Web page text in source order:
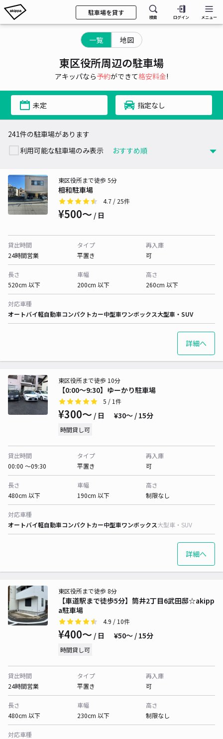
駐車場を貸す
検索 ログイン メニュー
一覧 地図
東区役所周辺の駐車場
アキッパなら予約ができて格安料金!
未定 指定なし
241件の駐車場があります
利用可能な駐車場のみ表示
相和駐車場
東区役所まで徒歩 5分
4.7 / 25件
¥500〜 / 日
貸出時間
24時間営業
タイプ
平置き
再入庫
可
長さ
520cm 以下
車幅
200cm 以下
高さ
260cm 以下
対応車種
オートバイ軽自動車コンパクトカー中型車ワンボックス大型車・SUV
詳細へ
【0:00〜9:30】ゆーかり駐車場
東区役所まで徒歩 10分
5 / 1件
¥300〜 / 日 ¥30〜 / 15分
時間貸し可
貸出時間
00:00 〜09:30
タイプ
平置き
再入庫
可
長さ
480cm 以下
車幅
190cm 以下
高さ
制限なし
対応車種
オートバイ軽自動車コンパクトカー中型車ワンボックス大型車・SUV
詳細へ
【車道駅まで徒歩5分】筒井2丁目6武田邸☆akipp
a駐車場
東区役所まで徒歩 8分
4.9 / 10件
¥400〜 / 日 ¥50〜 / 15分
時間貸し可
貸出時間
24時間営業
タイプ
平置き
再入庫
可
長さ
480cm 以下
車幅
230cm 以下
高さ
制限なし
対応車種